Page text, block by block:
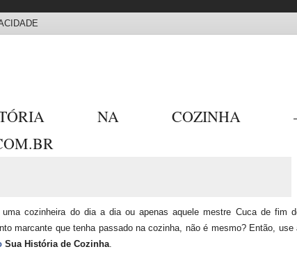
NA COZINHA
cozinheira do dia a dia ou apenas aquele mestre Cuca de fim
marcante que tenha passado na cozinha, não é mesmo? Então, use
Sua História de Cozinha.